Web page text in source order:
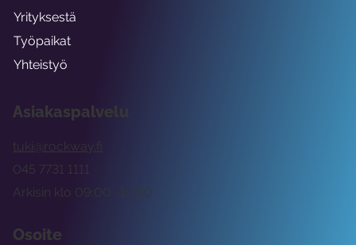
Asiakaspalvelu
tuki@rockway.fi
Arkisin klo 09:00 -15:00
045 7731 1111
Osoite
Yrityksestä
Työpaikat
Yhteistyö